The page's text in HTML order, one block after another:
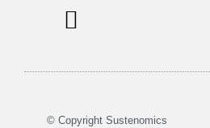
© Copyright Sustenomics